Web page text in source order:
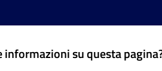
informazioni su questa